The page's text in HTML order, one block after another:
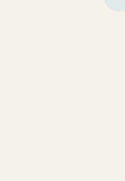
di umidità.
offrono
profumati, le